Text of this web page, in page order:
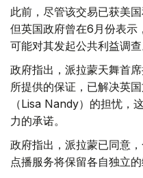
此前，尽管该交易已获美
但英国政府曾在6月份表示
可能对其发起公共利益调查
政府指出，派拉蒙天舞首
所提供的保证，已解决英
（Lisa Nandy）的担忧，
力的承诺。
政府指出，派拉蒙已同意
点播服务将保留各自独立的